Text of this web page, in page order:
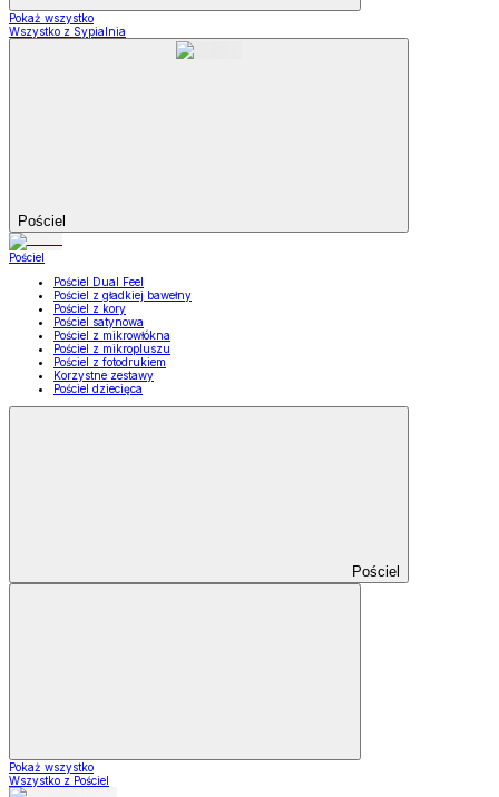
Pokaż wszystko
Wszystko z Sypialnia
Pościel
Pościel
Pościel Dual Feel
Pościel z gładkiej bawełny
Pościel z kory
Pościel satynowa
Pościel z mikrowłókna
Pościel z mikropluszu
Pościel z fotodrukiem
Korzystne zestawy
Pościel dziecięca
Pościel
Pokaż wszystko
Wszystko z Pościel